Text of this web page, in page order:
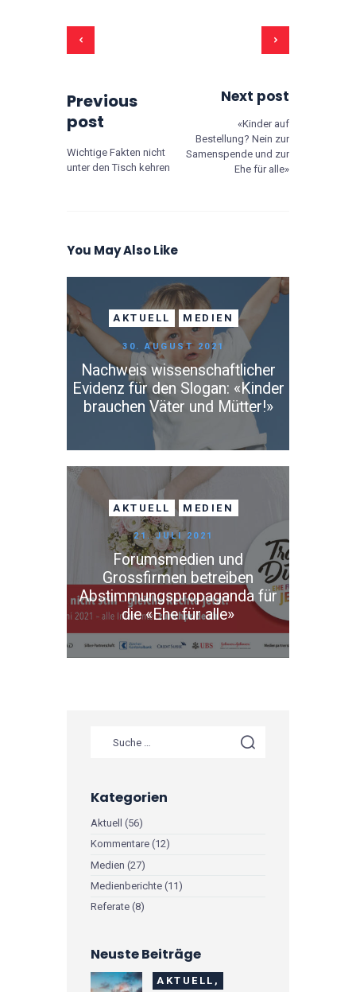
Previous
post
Wichtige Fakten nicht
unter den Tisch kehren
Next post
«Kinder auf
Bestellung? Nein zur
Samenspende und zur
Ehe für alle»
You May Also Like
AKTUELL MEDIEN
30. AUGUST 2021
Nachweis wissenschaftlicher
Evidenz für den Slogan: «Kinder
brauchen Väter und Mütter!»
AKTUELL MEDIEN
21. JULI 2021
Forumsmedien und
Grossfirmen betreiben
Abstimmungspropaganda für
die «Ehe für alle»
Kategorien
Aktuell (56)
Kommentare (12)
Medien (27)
Medienberichte (11)
Referate (8)
Neuste Beiträge
AKTUELL,